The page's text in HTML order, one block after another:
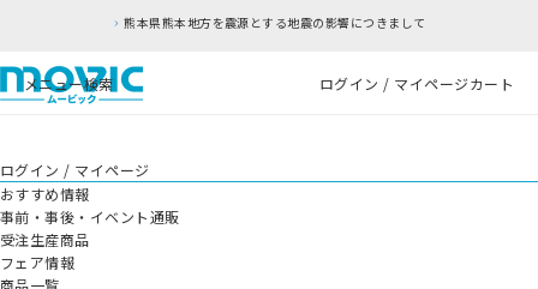
熊本県熊本地方を震源とする地震の影響につきまして
メニュー検索 ログイン / マイページカート
ログイン / マイページ
おすすめ情報
事前・事後・イベント通販
受注生産商品
フェア情報
商品一覧